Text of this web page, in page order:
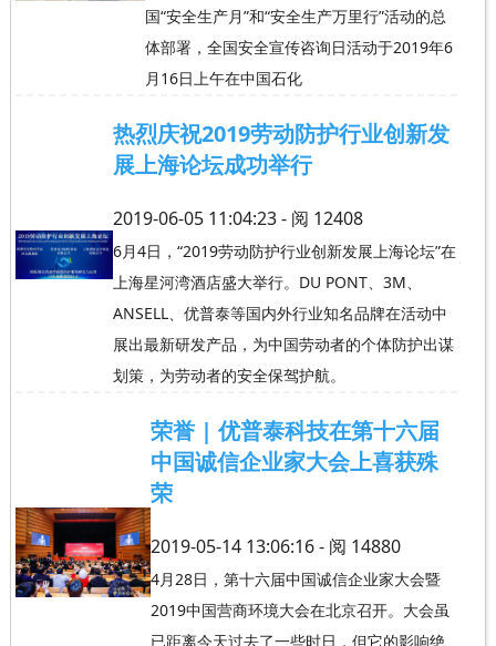
国“安全生产月”和“安全生产万里行”活动的总
体部署，全国安全宣传咨询日活动于2019年6
月16日上午在中国石化
热烈庆祝2019劳动防护行业创新发
展上海论坛成功举行
2019-06-05 11:04:23 - 阅 12408
6月4日，“2019劳动防护行业创新发展上海论坛”在
上海星河湾酒店盛大举行。DU PONT、3M、
ANSELL、优普泰等国内外行业知名品牌在活动中
展出最新研发产品，为中国劳动者的个体防护出谋
划策，为劳动者的安全保驾护航。
荣誉 | 优普泰科技在第十六届
中国诚信企业家大会上喜获殊
荣
2019-05-14 13:06:16 - 阅 14880
4月28日，第十六届中国诚信企业家大会暨
2019中国营商环境大会在北京召开。大会虽
已距离今天过去了一些时日，但它的影响绝